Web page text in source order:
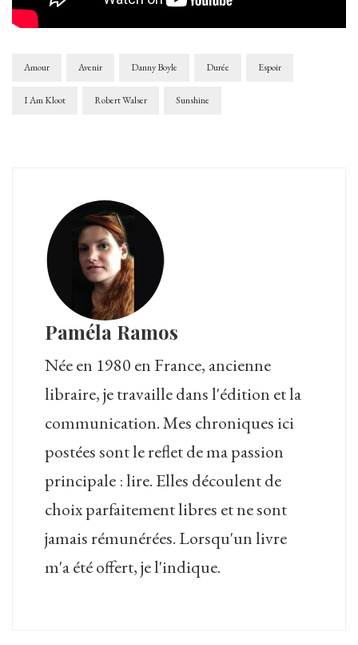
Amour Avenir Danny Boyle Durée Espoir
I Am Kloot Robert Walser Sunshine
Paméla Ramos
Née en 1980 en France, ancienne
libraire, je travaille dans l'édition et la
communication. Mes chroniques ici
postées sont le reflet de ma passion
principale : lire. Elles découlent de
choix parfaitement libres et ne sont
jamais rémunérées. Lorsqu'un livre
m'a été offert, je l'indique.